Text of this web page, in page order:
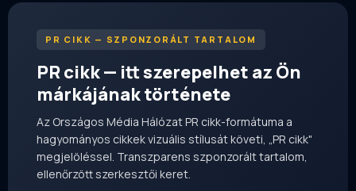
PR CIKK — SZPONZORÁLT TARTALOM
PR cikk — itt szerepelhet az Ön
márkájának története
Az Országos Média Hálózat PR cikk-formátuma a
hagyományos cikkek vizuális stílusát követi, „PR cikk"
megjelöléssel. Transzparens szponzorált tartalom,
ellenőrzött szerkesztői keret.